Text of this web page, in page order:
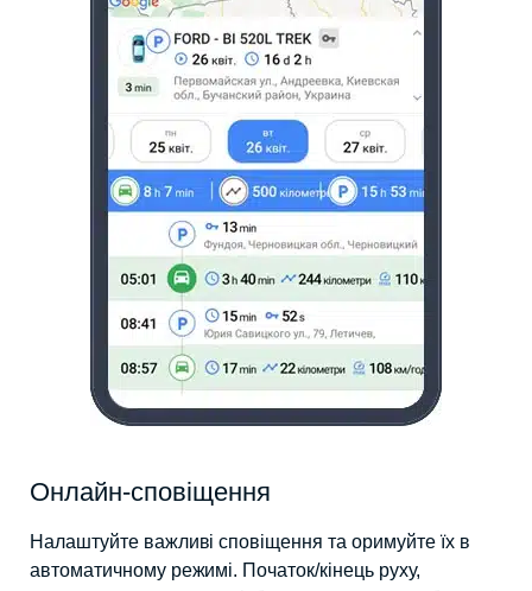
Онлайн-сповіщення
Налаштуйте важливі сповіщення та оримуйте їх в
автоматичному режимі. Початок/кінець руху,